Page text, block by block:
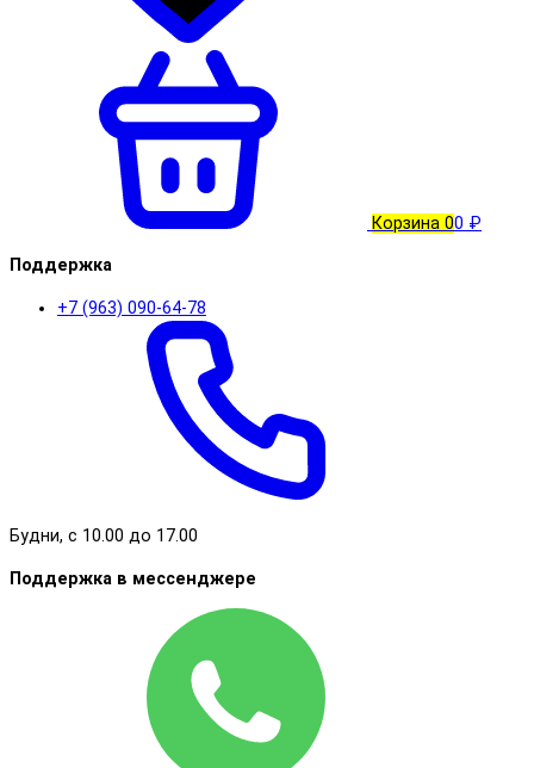
Корзина 00 ₽
Поддержка
+7 (963) 090-64-78
Будни, с 10.00 до 17.00
Поддержка в мессенджере